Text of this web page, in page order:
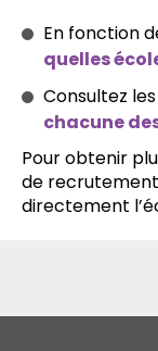
En fonction
quelles
Consultez les
chacune
Pour obtenir
de
directement